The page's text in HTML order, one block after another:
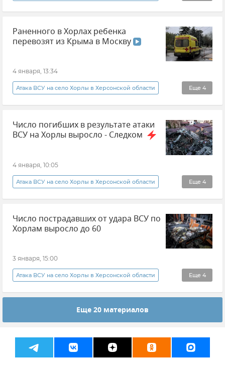
Москва Минздрав РФ
Здравоохранение в России Общество
дети Херсонская область Новости
Раненного в Хорлах ребенка
перевозят из Крыма в Москву
4 января, 13:34
Еще 4
Атака ВСУ на село Хорлы в Херсонской области
Крым Новости Крыма
Минздрав Крыма
Число погибших в результате атаки
ВСУ на Хорлы выросло - Следком
4 января, 10:05
Еще 4
Атака ВСУ на село Хорлы в Херсонской области
Атаки ВСУ
Новости
Число пострадавших от удара ВСУ по
Хорлам выросло до 60
3 января, 15:00
Еще 4
Атака ВСУ на село Хорлы в Херсонской области
Херсонская область Новости
Происшествия
Еще 20 материалов